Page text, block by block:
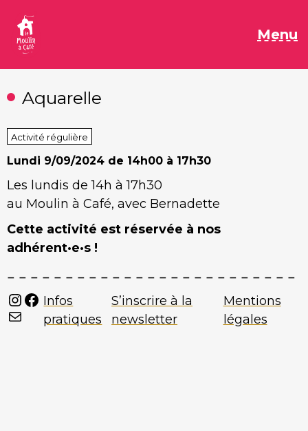
contenu
Menu
Aquarelle
Activité régulière
Lundi 9/09/2024 de 14h00 à 17h30
Les lundis de 14h à 17h30
au Moulin à Café, avec Bernadette
Cette activité est réservée à nos
adhérent·e·s !
Instagram
Facebook
Mail
Infos
pratiques
S’inscrire à la
newsletter
Mentions
légales